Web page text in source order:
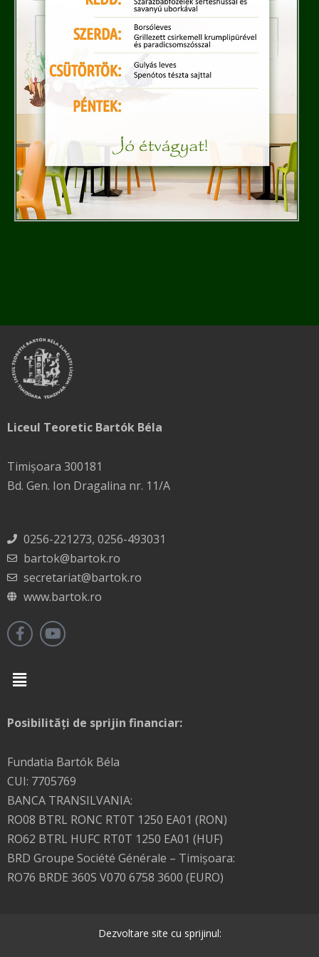
Liceul Teoretic Bartók Béla
Timișoara 300181
Bd. Gen. Ion Dragalina nr. 11/A
0256-221273, 0256-493031
bartok@bartok.ro
secretariat@bartok.ro
www.bartok.ro
Menu
Posibilități de sprijin financiar:
Fundatia Bartók Béla
CUI: 7705769
BANCA TRANSILVANIA:
RO08 BTRL RONC RT0T 1250 EA01 (RON)
RO62 BTRL HUFC RT0T 1250 EA01 (HUF)
BRD Groupe Société Générale – Timişoara:
RO76 BRDE 360S V070 6758 3600 (EURO)
Dezvoltare site cu sprijinul: